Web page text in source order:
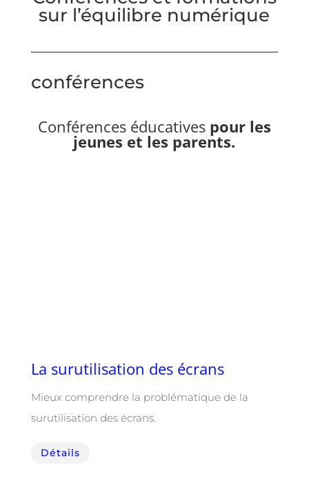
sur l’équilibre numérique
conférences
Conférences éducatives pour les
jeunes et les parents.
La surutilisation des écrans
Mieux comprendre la problématique de la
surutilisation des écrans.
Détails